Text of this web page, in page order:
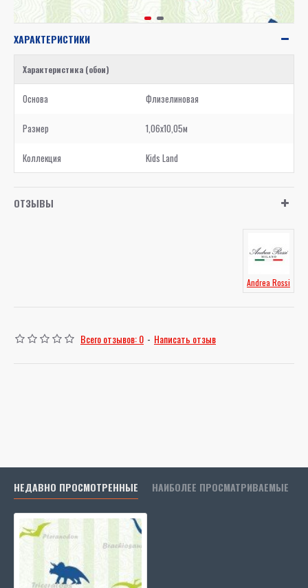
ХАРАКТЕРИСТИКИ
Характеристика (обои)
Основа Флизелиновая
Размер 1,06x10,05м
Коллекция Kids Land
ОТЗЫВЫ
Andrea Rossi
Всего отзывов: 0 - Написать отзыв
НЕДАВНО ПРОСМОТРЕННЫЕ НАИБОЛЕЕ ПРОСМАТРИВАЕМЫЕ